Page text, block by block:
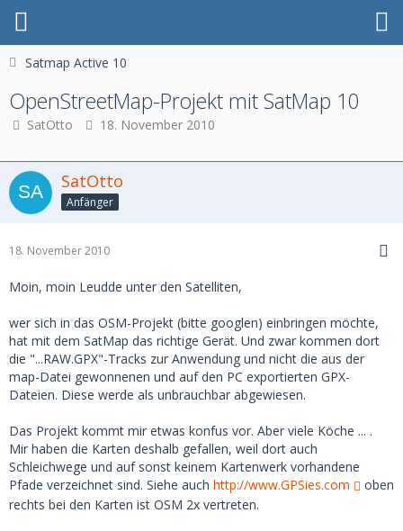
Satmap Active 10
OpenStreetMap-Projekt mit SatMap 10
SatOtto 18. November 2010
SatOtto
Anfänger
18. November 2010
Moin, moin Leudde unter den Satelliten,
wer sich in das OSM-Projekt (bitte googlen) einbringen möchte,
hat mit dem SatMap das richtige Gerät. Und zwar kommen dort
die "...RAW.GPX"-Tracks zur Anwendung und nicht die aus der
map-Datei gewonnenen und auf den PC exportierten GPX-
Dateien. Diese werde als unbrauchbar abgewiesen.
Das Projekt kommt mir etwas konfus vor. Aber viele Köche ... .
Mir haben die Karten deshalb gefallen, weil dort auch
Schleichwege und auf sonst keinem Kartenwerk vorhandene
Pfade verzeichnet sind. Siehe auch http://www.GPSies.com
oben
rechts bei den Karten ist OSM 2x vertreten.